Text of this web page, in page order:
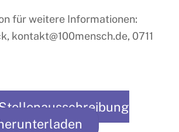
für weitere Informationen:
kontakt@100mensch.de, 0711